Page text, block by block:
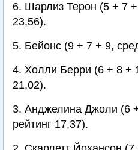
6. Шарлиз Терон (5 + 7
23,56).
5. Бейонс (9 + 7 + 9,
4. Холли Берри (6 + 8 +
21,02).
3. Анджелина Джоли (6
рейтинг 17,37).